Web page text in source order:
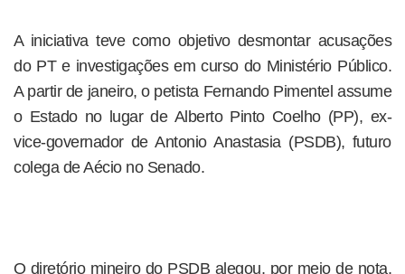
A iniciativa teve como objetivo desmontar acusações
do PT e investigações em curso do Ministério Público.
A partir de janeiro, o petista Fernando Pimentel assume
o Estado no lugar de Alberto Pinto Coelho (PP), ex-
vice-governador de Antonio Anastasia (PSDB), futuro
colega de Aécio no Senado.
O diretório mineiro do PSDB alegou, por meio de nota,